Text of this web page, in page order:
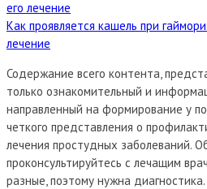
Как проявляется кашель при
лечение
Содержание всего контента,
только ознакомительный и
направленный на формирование у
четкого представления о
лечения простудных заболеваний.
проконсультируйтесь с лечащим
разные, поэтому нужна диагностика.